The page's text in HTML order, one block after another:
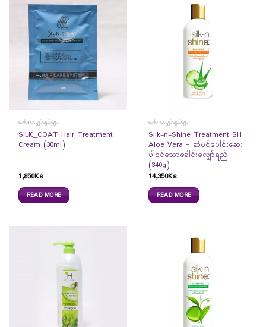
ခေါင်းလျှော်ရည်များ
SILK_COAT Hair Treatment
Cream (30ml)
1,850Ks
READ MORE
ခေါင်းလျှော်ရည်များ
Silk-n-Shine Treatment SH
Aloe Vera – ဆံပင်ပေါင်းဆေး
ပါဝင်သောခေါင်းလျှော်ရည်
(340g)
14,350Ks
READ MORE